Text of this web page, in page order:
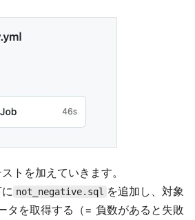
トを加えていきます。
not_negative.sql を追加し、対象
タを取得する（= 負数があると失敗